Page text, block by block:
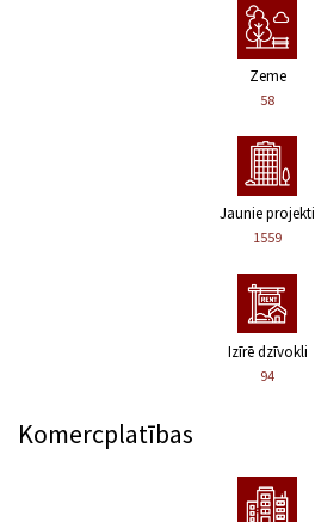
Zeme
58
Jaunie projekti
1559
Izīrē dzīvokli
94
Komercplatības